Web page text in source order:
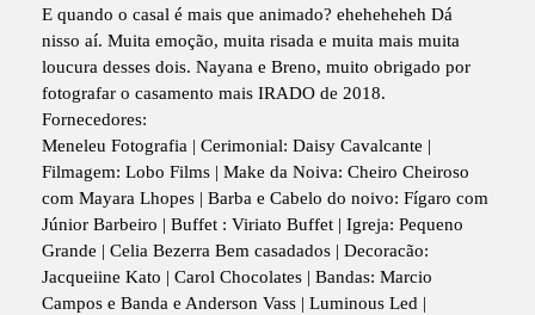
E quando o casal é mais que animado? eheheheheh Dá
nisso aí. Muita emoção, muita risada e muita mais muita
loucura desses dois. Nayana e Breno, muito obrigado por
fotografar o casamento mais IRADO de 2018.
Fornecedores:
Meneleu Fotografia | Cerimonial: Daisy Cavalcante |
Filmagem: Lobo Films | Make da Noiva: Cheiro Cheiroso
com Mayara Lhopes | Barba e Cabelo do noivo: Fígaro com
Júnior Barbeiro | Buffet : Viriato Buffet | Igreja: Pequeno
Grande | Celia Bezerra Bem casadados | Decoracão:
Jacqueiine Kato | Carol Chocolates | Bandas: Marcio
Campos e Banda e Anderson Vass | Luminous Led |